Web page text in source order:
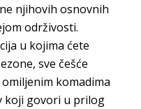
njihovih osnovnih
održivosti.
u kojima ćete
sve češće
komadima
koji govori u prilog